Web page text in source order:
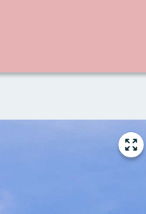
Gå
till